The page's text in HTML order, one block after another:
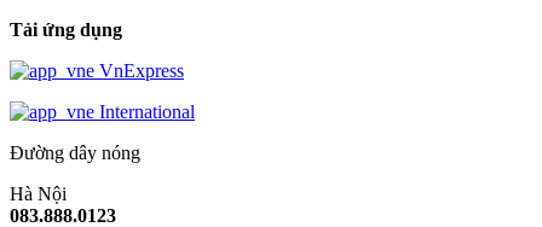
Tải ứng dụng
VnExpress
International
Đường dây nóng
Hà Nội
083.888.0123